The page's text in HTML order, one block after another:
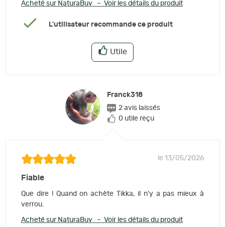
Acheté sur NaturaBuy – Voir les détails du produit
L'utilisateur recommande ce produit
Utile
Franck318
2 avis laissés
0 utile reçu
le 13/05/2026
Fiable
Que dire ! Quand on achète Tikka, il n'y a pas mieux à
verrou.
Acheté sur NaturaBuy – Voir les détails du produit